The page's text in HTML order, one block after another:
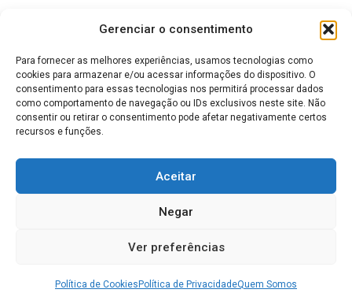
Gerenciar o consentimento
Para fornecer as melhores experiências, usamos tecnologias como
cookies para armazenar e/ou acessar informações do dispositivo. O
consentimento para essas tecnologias nos permitirá processar dados
como comportamento de navegação ou IDs exclusivos neste site. Não
consentir ou retirar o consentimento pode afetar negativamente certos
recursos e funções.
Aceitar
Negar
Ver preferências
Política de Cookies Política de PrivacidadeQuem Somos
QUEM SOMOS FAQ / AJUDA BLOG CONTATO
Termos de Uso Política de Privacidade
Disclaimer: AWS, images, and associated services are property
of Amazon Web Services Inc. and its affiliates. Azure, images, and
images, and associated services are property of Google Inc.
Technologies Co Ltd. Oracle, images, and associated services are